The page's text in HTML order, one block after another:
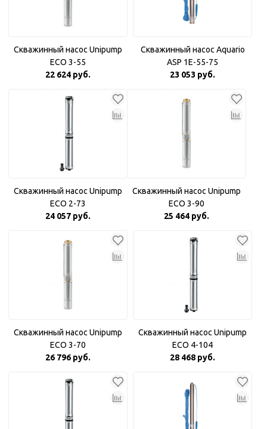
Скважинный насос Unipump
ECO 3-55
22 624 руб.
Скважинный насос Aquario
ASP 1E-55-75
23 053 руб.
Скважинный насос Unipump
ECO 2-73
24 057 руб.
Скважинный насос Unipump
ECO 3-90
25 464 руб.
Скважинный насос Unipump
ECO 3-70
26 796 руб.
Скважинный насос Unipump
ECO 4-104
28 468 руб.